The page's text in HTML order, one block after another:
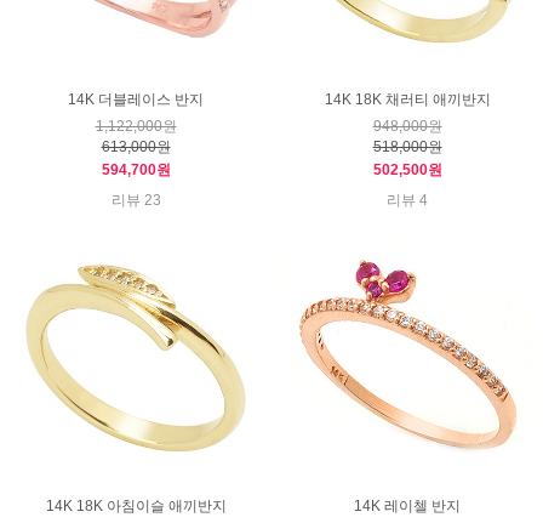
14K 더블레이스 반지
1,122,000원
613,000원
594,700원
리뷰 23
14K 18K 채러티 애끼반지
948,000원
518,000원
502,500원
리뷰 4
14K 18K 아침이슬 애끼반지
14K 레이첼 반지